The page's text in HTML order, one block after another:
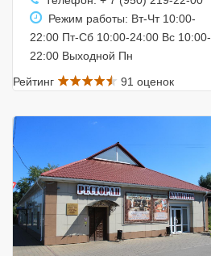
Режим работы: Вт-Чт 10:00-
22:00 Пт-Сб 10:00-24:00 Вс 10:00-
22:00 Выходной Пн
Рейтинг
91 оценок